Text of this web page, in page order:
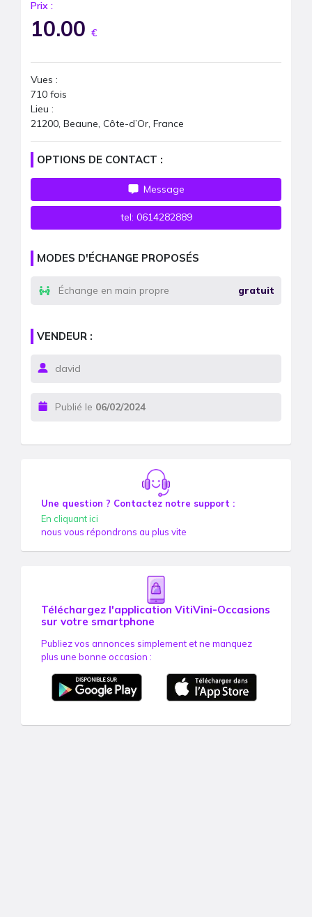
Prix :
10.00 €
Vues :
710 fois
Lieu :
21200, Beaune, Côte-d’Or, France
OPTIONS DE CONTACT :
Message
tel: 0614282889
MODES D'ÉCHANGE PROPOSÉS
Échange en main propre gratuit
VENDEUR :
david
Publié le 06/02/2024
Une question ? Contactez notre support :
En cliquant ici
nous vous répondrons au plus vite
Téléchargez l'application VitiVini-Occasions
sur votre smartphone
Publiez vos annonces simplement et ne manquez
plus une bonne occasion :